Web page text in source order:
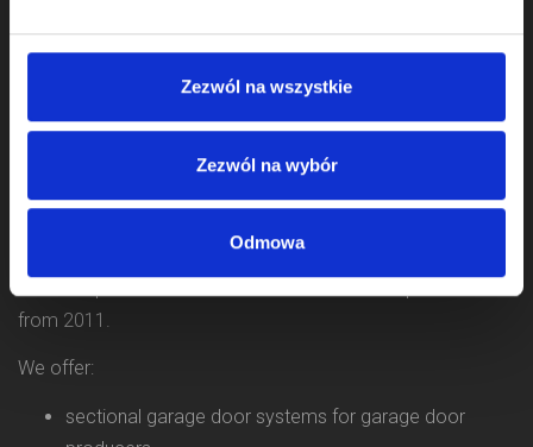
Zezwól na wszystkie
Zezwól na wybór
Odmowa
We started activity in door component business in 2009
from 2011.
We offer:
sectional garage door systems for garage door